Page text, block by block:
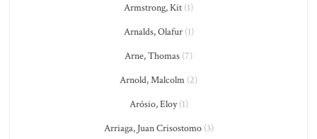
Armstrong, Kit (1)
Arnalds, Olafur(1)
Arne, Thomas (7)
Arnold, Malcolm (2)
Arósio, Eloy(1)
Arriaga, Juan Crisostomo(3)